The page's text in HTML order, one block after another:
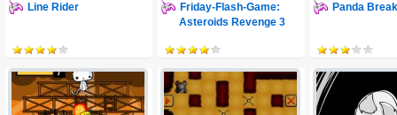
Line Rider
Friday-Flash-Game:
Asteroids Revenge 3
Panda